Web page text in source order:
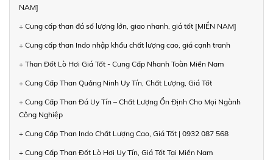
NAM]
+ Cung cấp than đá số lượng lớn, giao nhanh, giá tốt [MIỀN NAM]
+ Cung cấp than Indo nhập khẩu chất lượng cao, giá cạnh tranh
+ Than Đốt Lò Hơi Giá Tốt - Cung Cấp Nhanh Toàn Miền Nam
+ Cung Cấp Than Quảng Ninh Uy Tín, Chất Lượng, Giá Tốt
+ Cung Cấp Than Đá Uy Tín – Chất Lượng Ổn Định Cho Mọi Ngành
Công Nghiệp
+ Cung Cấp Than Indo Chất Lượng Cao, Giá Tốt | 0932 087 568
+ Cung Cấp Than Đốt Lò Hơi Uy Tín, Giá Tốt Tại Miền Nam